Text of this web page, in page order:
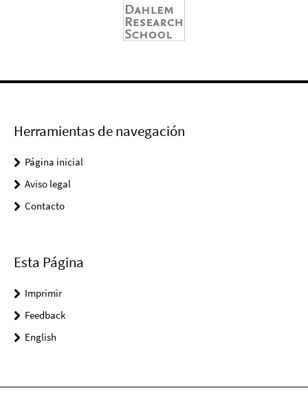
Herramientas de navegación
Página inicial
Aviso legal
Contacto
Esta Página
Imprimir
Feedback
English